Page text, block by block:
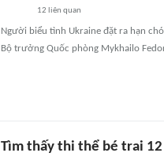
12 liên quan
Người biểu tình Ukraine đặt ra hạn
Bộ trưởng Quốc phòng Mykhailo
Tìm thấy thi thể bé trai